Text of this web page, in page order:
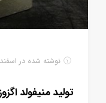
نوشته شده در اسفند ۱۶, ۱۴۰۰
تولید منیفولد